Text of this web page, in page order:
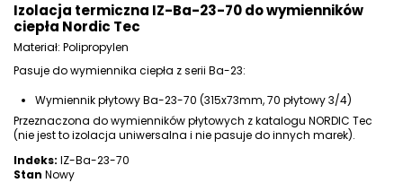
Izolacja termiczna IZ-Ba-23-70 do wymienników
ciepła Nordic Tec
Materiał: Polipropylen
Pasuje do wymiennika ciepła z serii Ba-23:
Wymiennik płytowy Ba-23-70 (315x73mm, 70 płytowy 3/4)
Przeznaczona do wymienników płytowych z katalogu NORDIC Tec
(nie jest to izolacja uniwersalna i nie pasuje do innych marek).
Indeks: IZ-Ba-23-70
Stan Nowy